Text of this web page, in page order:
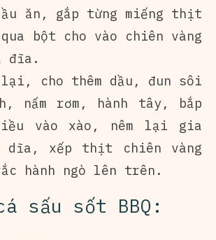
ăn, gắp từng miếng thịt
bột cho vào chiên vàng
đĩa.
lại, cho thêm dầu, đun sôi
nấm rơm, hành tây, bắp
vào xào, nêm lại gia
xếp thịt chiên vàng
hành ngò lên trên.
sấu sốt BBQ: